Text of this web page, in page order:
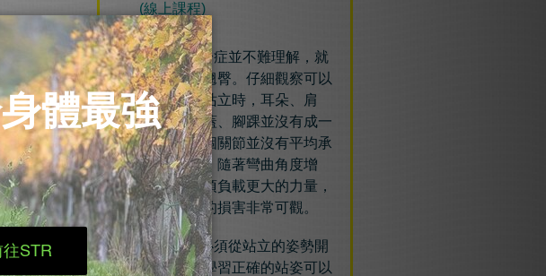
(線上課程)
其實交叉綜合症並不難理解，就
是駝背與過度翹臀。仔細觀察可以
發現，很多人站立時，耳朵、肩
膀、骨盆、膝蓋、腳踝並沒有成一
線。這代表各個關節並沒有平均承
受身體的重量，隨著彎曲角度增
大，關節也必須負載更大的力量，
長久累績下來的損害非常可觀。
因此，我們必須從站立的姿勢開
始調整，想要學習正確的站姿可以